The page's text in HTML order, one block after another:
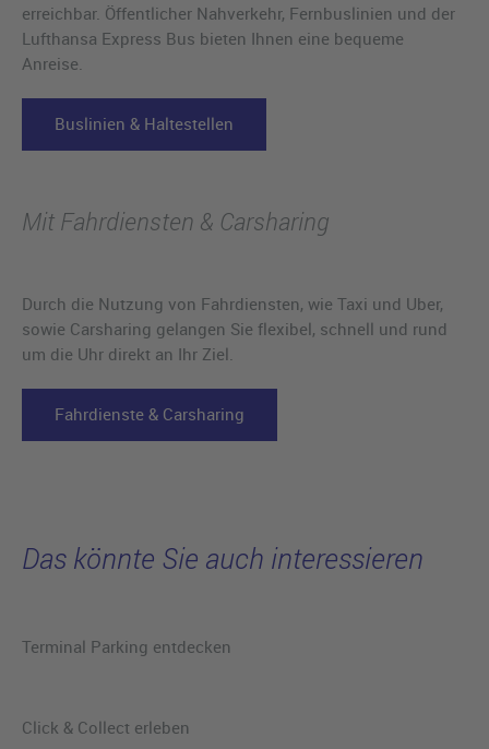
erreichbar. Öffentlicher Nahverkehr, Fernbuslinien und der
Lufthansa Express Bus bieten Ihnen eine bequeme
Anreise.
Buslinien & Haltestellen
Mit Fahrdiensten & Carsharing
Durch die Nutzung von Fahrdiensten, wie Taxi und Uber,
sowie Carsharing gelangen Sie flexibel, schnell und rund
um die Uhr direkt an Ihr Ziel.
Fahrdienste & Carsharing
Das könnte Sie auch interessieren
Terminal Parking entdecken
Click & Collect erleben